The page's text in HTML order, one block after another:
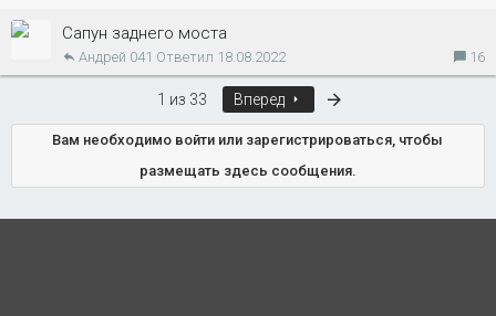
Сапун заднего моста
16
18.08.2022
Андрей 041
1 из 33 Вперед
Вам необходимо войти или зарегистрироваться, чтобы
размещать здесь сообщения.